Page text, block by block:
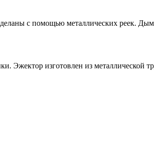
с помощью металлических реек.
Эжектор изготовлен из металлической